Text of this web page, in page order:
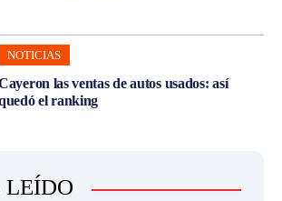
NOTICIAS
las ventas de autos usados: así
el ranking
LEÍDO